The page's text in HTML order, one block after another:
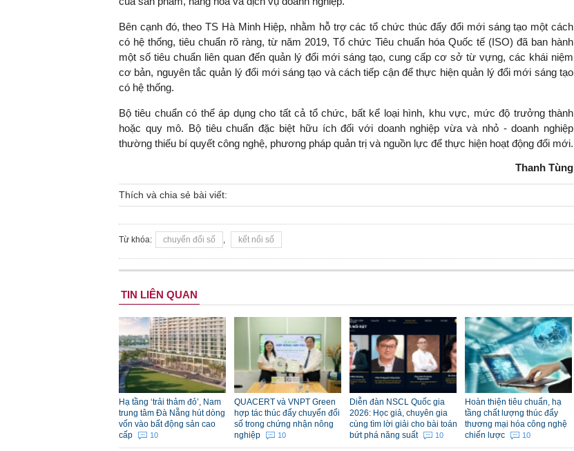
Bên cạnh đó, theo TS Hà Minh Hiệp, nhằm hỗ trợ các tổ chức thúc đẩy đổi mới sáng tạo một cách
có hệ thống, tiêu chuẩn rõ ràng, từ năm 2019, Tổ chức Tiêu chuẩn hóa Quốc tế (ISO) đã ban hành
một số tiêu chuẩn liên quan đến quản lý đổi mới sáng tạo, cung cấp cơ sở từ vựng, các khái niệm
cơ bản, nguyên tắc quản lý đổi mới sáng tạo và cách tiếp cận để thực hiện quản lý đổi mới sáng tạo
có hệ thống.
Bộ tiêu chuẩn có thể áp dụng cho tất cả tổ chức, bất kể loại hình, khu vực, mức độ trưởng thành
hoặc quy mô. Bộ tiêu chuẩn đặc biệt hữu ích đối với doanh nghiệp vừa và nhỏ - doanh nghiệp
thường thiếu bí quyết công nghệ, phương pháp quản trị và nguồn lực để thực hiện hoạt động đổi mới.
Thanh Tùng
Thích và chia sẻ bài viết:
Từ khóa: chuyển đổi số kết nối số
TIN LIÊN QUAN
Hạ tầng ‘trải thảm đỏ’, Nam
trung tâm Đà Nẵng hút dòng
vốn vào bất động sản cao
cấp
10
QUACERT và VNPT Green
hợp tác thúc đẩy chuyển đổi
số trong chứng nhận nông
nghiệp
10
Diễn đàn NSCL Quốc gia
2026: Học giả, chuyên gia
cùng tìm lời giải cho bài toán
bứt phá năng suất
10
Hoàn thiện tiêu chuẩn, hạ
tầng chất lượng thúc đẩy
thương mại hóa công nghệ
chiến lược
10